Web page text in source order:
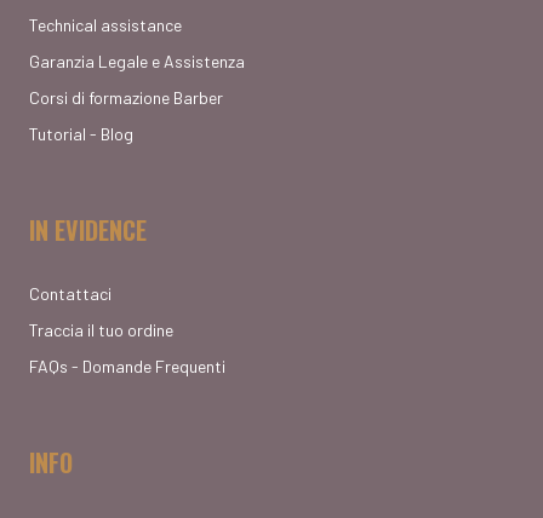
Technical assistance
Garanzia Legale e Assistenza
Corsi di formazione Barber
Tutorial - Blog
IN EVIDENCE
Contattaci
Traccia il tuo ordine
FAQs - Domande Frequenti
INFO